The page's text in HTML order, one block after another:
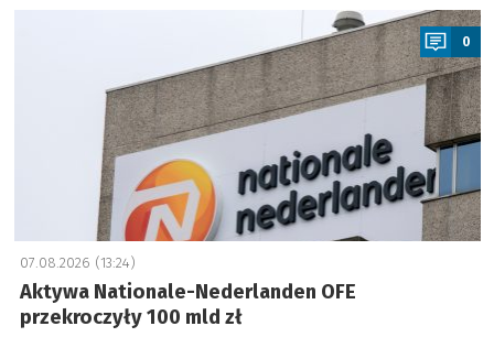
0
07.08.2026 (13:24)
Aktywa Nationale-Nederlanden OFE
przekroczyły 100 mld zł